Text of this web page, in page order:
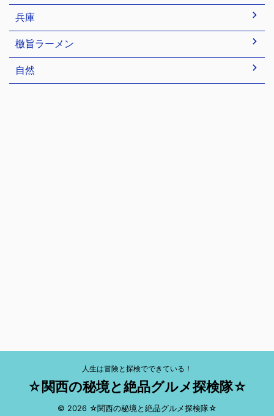
兵庫
檄旨ラーメン
自然
人生は冒険と探検でできている！
☆関西の秘境と絶品グルメ探検隊☆
© 2026 ☆関西の秘境と絶品グルメ探検隊☆